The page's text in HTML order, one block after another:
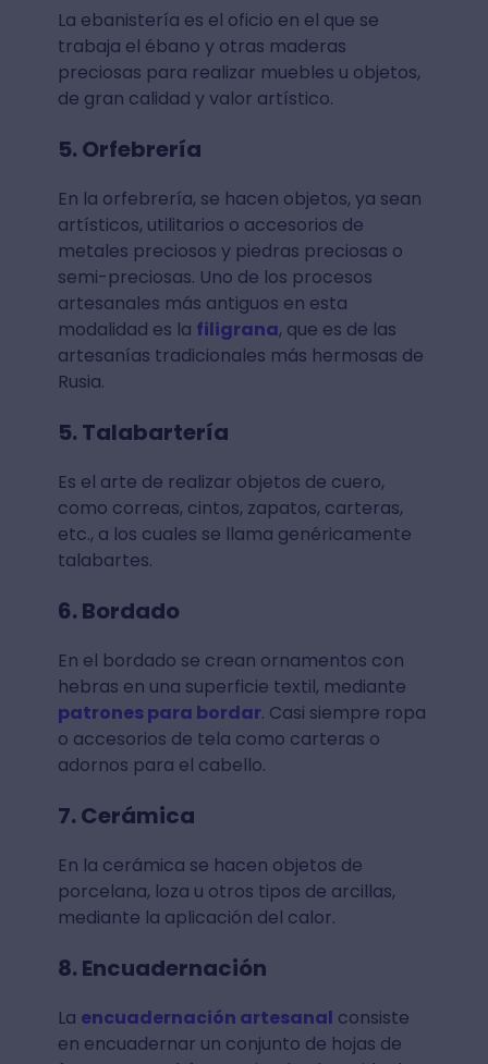
La ebanistería es el oficio en el que se
trabaja el ébano y otras maderas
preciosas para realizar muebles u objetos,
de gran calidad y valor artístico.
5. Orfebrería
En la orfebrería, se hacen objetos, ya sean
artísticos, utilitarios o accesorios de
metales preciosos y piedras preciosas o
semi-preciosas. Uno de los procesos
artesanales más antiguos en esta
modalidad es la filigrana, que es de las
artesanías tradicionales más hermosas de
Rusia.
5. Talabartería
Es el arte de realizar objetos de cuero,
como correas, cintos, zapatos, carteras,
etc., a los cuales se llama genéricamente
talabartes.
6. Bordado
En el bordado se crean ornamentos con
hebras en una superficie textil, mediante
patrones para bordar. Casi siempre ropa
o accesorios de tela como carteras o
adornos para el cabello.
7. Cerámica
En la cerámica se hacen objetos de
porcelana, loza u otros tipos de arcillas,
mediante la aplicación del calor.
8. Encuadernación
La encuadernación artesanal consiste
en encuadernar un conjunto de hojas de